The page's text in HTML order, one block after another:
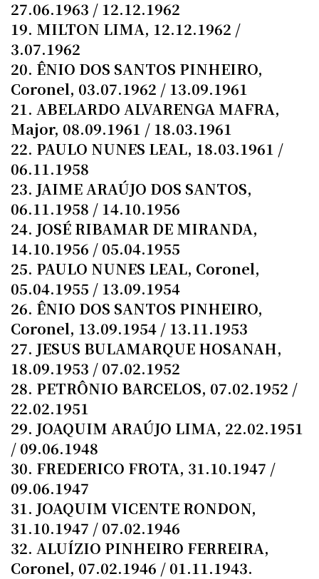
27.06.1963 / 12.12.1962
19. MILTON LIMA, 12.12.1962 /
3.07.1962
20. ÊNIO DOS SANTOS PINHEIRO,
Coronel, 03.07.1962 / 13.09.1961
21. ABELARDO ALVARENGA MAFRA,
Major, 08.09.1961 / 18.03.1961
22. PAULO NUNES LEAL, 18.03.1961 /
06.11.1958
23. JAIME ARAÚJO DOS SANTOS,
06.11.1958 / 14.10.1956
24. JOSÉ RIBAMAR DE MIRANDA,
14.10.1956 / 05.04.1955
25. PAULO NUNES LEAL, Coronel,
05.04.1955 / 13.09.1954
26. ÊNIO DOS SANTOS PINHEIRO,
Coronel, 13.09.1954 / 13.11.1953
27. JESUS BULAMARQUE HOSANAH,
18.09.1953 / 07.02.1952
28. PETRÔNIO BARCELOS, 07.02.1952 /
22.02.1951
29. JOAQUIM ARAÚJO LIMA, 22.02.1951
/ 09.06.1948
30. FREDERICO FROTA, 31.10.1947 /
09.06.1947
31. JOAQUIM VICENTE RONDON,
31.10.1947 / 07.02.1946
32. ALUÍZIO PINHEIRO FERREIRA,
Coronel, 07.02.1946 / 01.11.1943.